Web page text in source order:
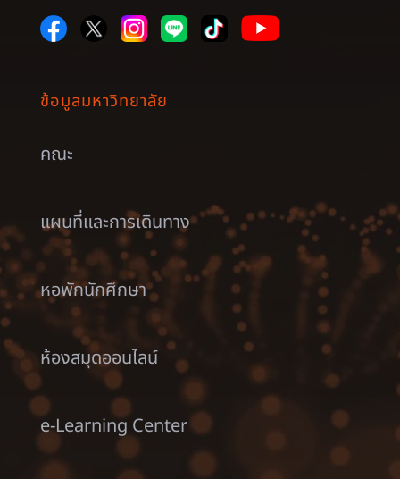
ข้อมูลมหาวิทยาลัย
คณะ
แผนที่และการเดินทาง
หอพักนักศึกษา
ห้องสมุดออนไลน์
e-Learning Center